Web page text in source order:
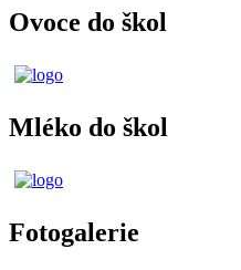
Ovoce do škol
Mléko do škol
Fotogalerie